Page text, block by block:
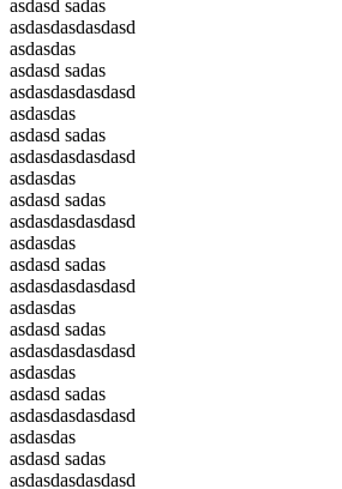
asdasd sadas
asdasdasdasdasd
asdasdas
asdasd sadas
asdasdasdasdasd
asdasdas
asdasd sadas
asdasdasdasdasd
asdasdas
asdasd sadas
asdasdasdasdasd
asdasdas
asdasd sadas
asdasdasdasdasd
asdasdas
asdasd sadas
asdasdasdasdasd
asdasdas
asdasd sadas
asdasdasdasdasd
asdasdas
asdasd sadas
asdasdasdasdasd